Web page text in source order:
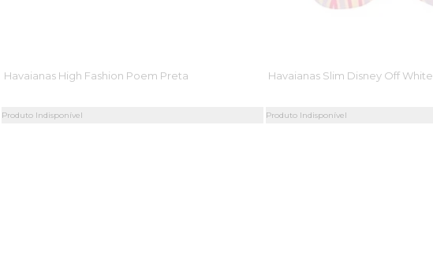
Havaianas High Fashion Poem Preta
Produto Indisponível
Havaianas Slim Disney Off White
Produto Indisponível